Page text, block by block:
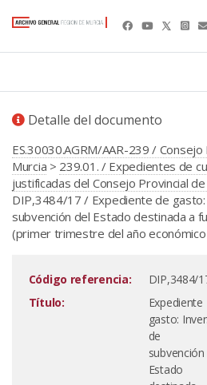
Detalle del documento
ES.30030.AGRM/AAR-239 /
Murcia > 239.01. / Expedientes de
justificadas del Consejo Provincial
DIP,3484/17 / Expediente de
subvención del Estado destinada a
(primer trimestre del año
Código referencia:
DIP,3484/
Título:
gasto:
de
Estado